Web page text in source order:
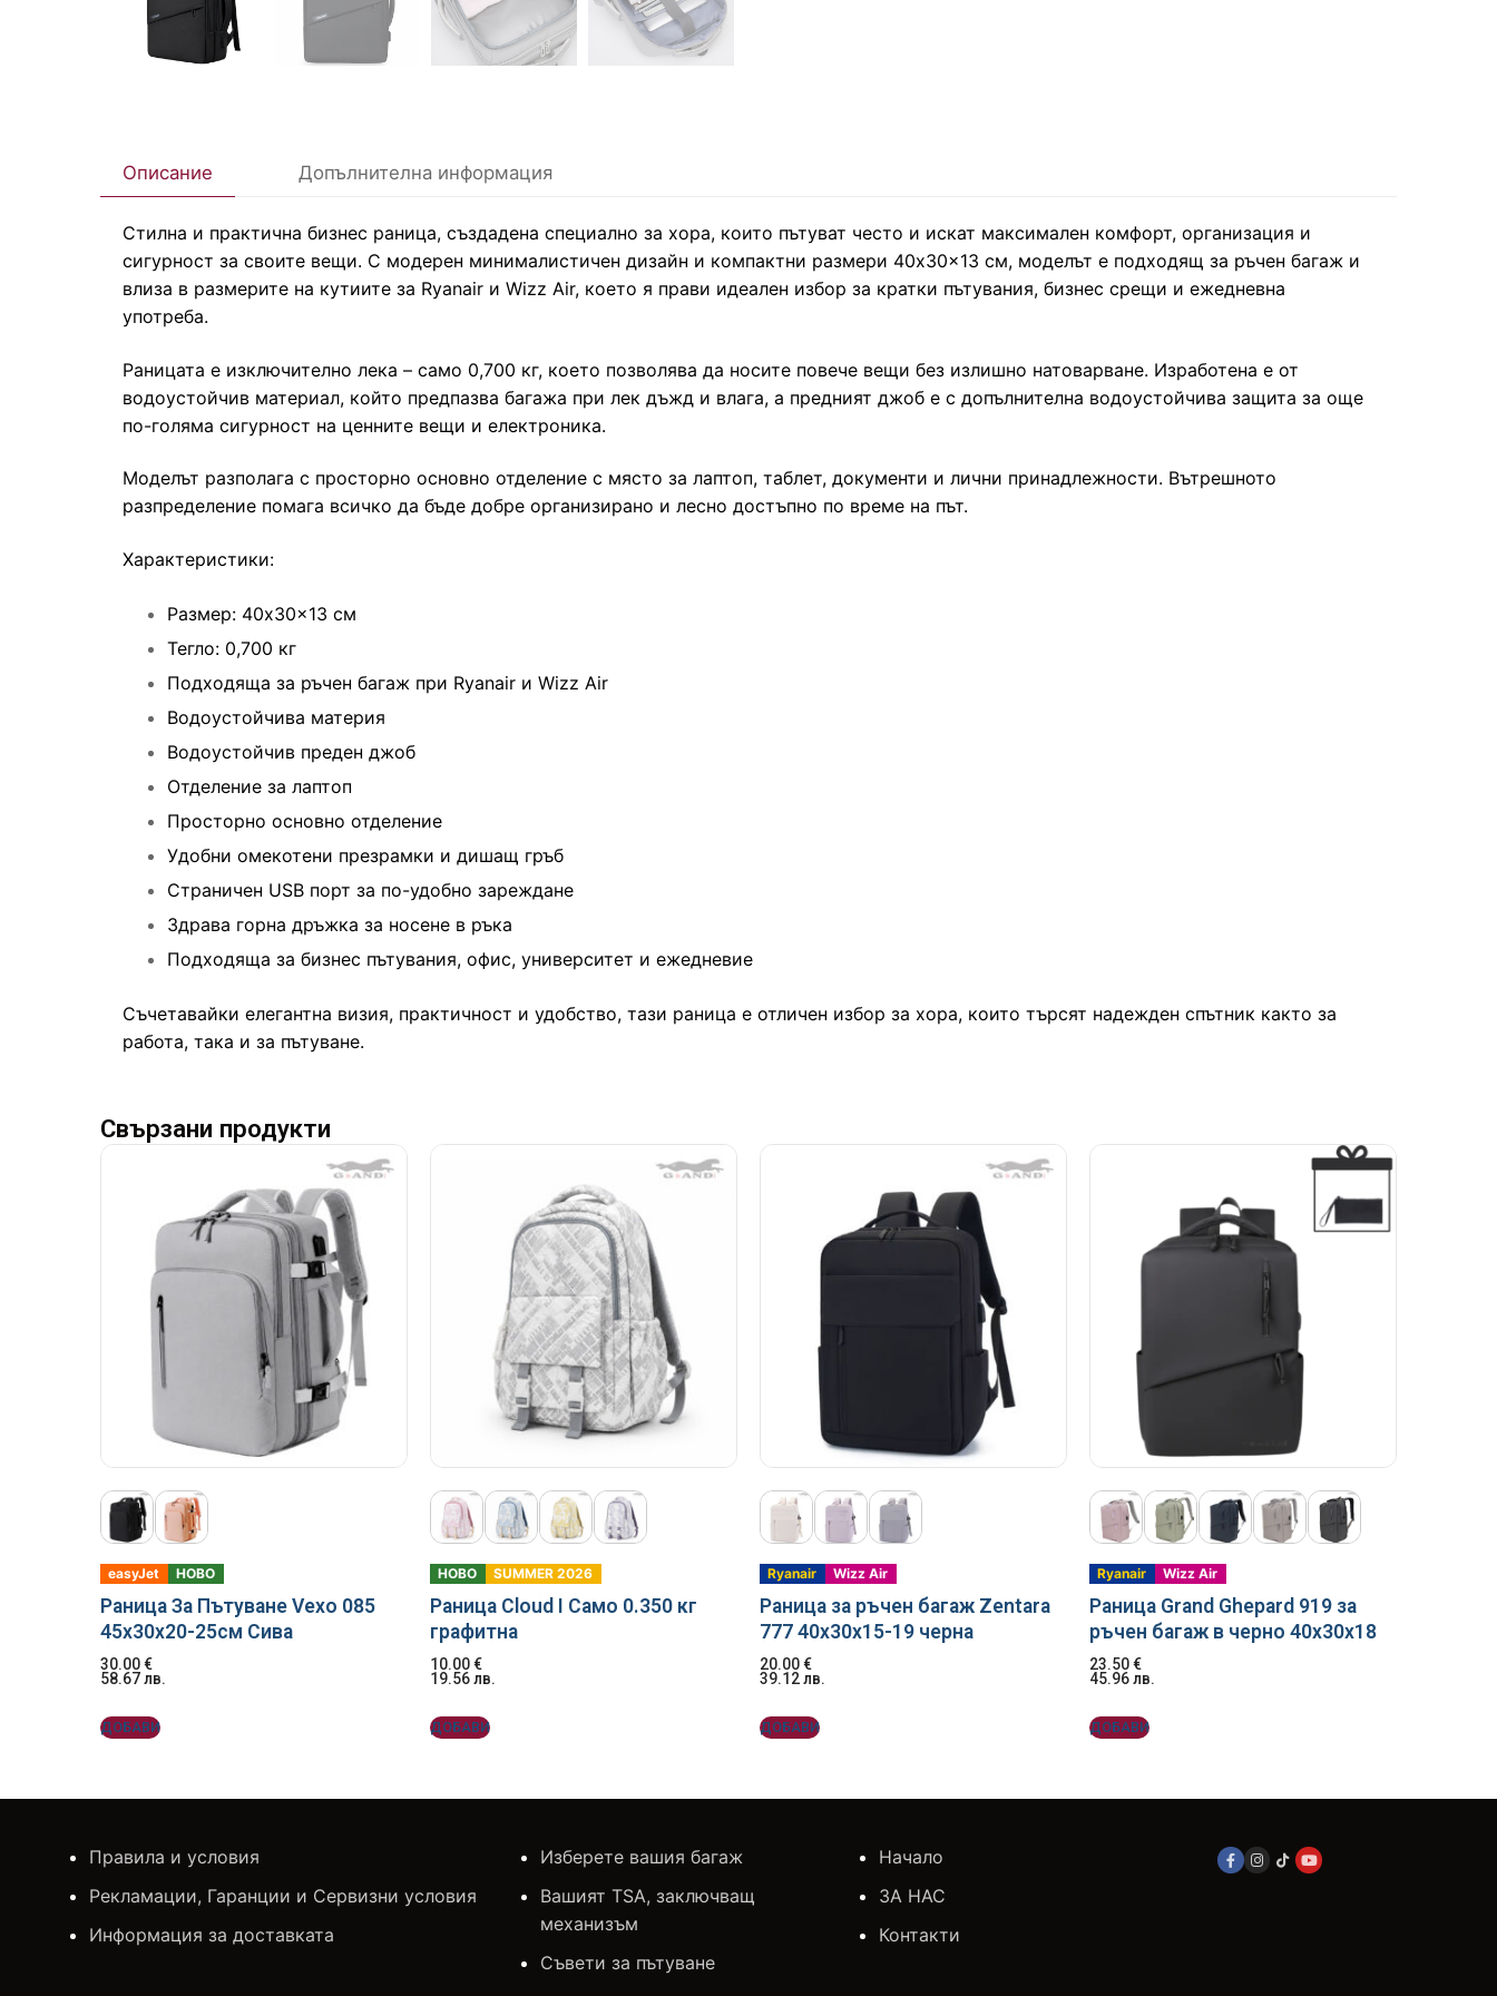
Описание Допълнителна информация
Стилна и практична бизнес раница, създадена специално за хора, които пътуват често и искат максимален комфорт, организация и
сигурност за своите вещи. С модерен минималистичен дизайн и компактни размери 40x30x13 см, моделът е подходящ за ръчен багаж и
влиза в размерите на кутиите за Ryanair и Wizz Air, което я прави идеален избор за кратки пътувания, бизнес срещи и ежедневна
употреба.
Раницата е изключително лека – само 0,700 кг, което позволява да носите повече вещи без излишно натоварване. Изработена е от
водоустойчив материал, който предпазва багажа при лек дъжд и влага, а предният джоб е с допълнителна водоустойчива защита за още
по-голяма сигурност на ценните вещи и електроника.
Моделът разполага с просторно основно отделение с място за лаптоп, таблет, документи и лични принадлежности. Вътрешното
разпределение помага всичко да бъде добре организирано и лесно достъпно по време на път.
Характеристики:
Размер: 40x30x13 см
Тегло: 0,700 кг
Подходяща за ръчен багаж при Ryanair и Wizz Air
Водоустойчива материя
Водоустойчив преден джоб
Отделение за лаптоп
Просторно основно отделение
Удобни омекотени презрамки и дишащ гръб
Страничен USB порт за по-удобно зареждане
Здрава горна дръжка за носене в ръка
Подходяща за бизнес пътувания, офис, университет и ежедневие
Съчетавайки елегантна визия, практичност и удобство, тази раница е отличен избор за хора, които търсят надежден спътник както за
работа, така и за пътуване.
Свързани продукти
easyJet НОВО
Раница За Пътуване Vexo 085
45x30x20-25см Сива
30.00€
58.67лв.
ДОБАВИ
НОВО SUMMER 2026
Раница Cloud I Само 0.350 кг
графитна
10.00€
19.56лв.
ДОБАВИ
Ryanair Wizz Air
Раница за ръчен багаж Zentara
777 40x30x15-19 черна
20.00€
39.12лв.
ДОБАВИ
Ryanair Wizz Air
Раница Grand Ghepard 919 за
ръчен багаж в черно 40x30x18
23.50€
45.96лв.
ДОБАВИ
Правила и условия
Рекламации, Гаранции и Сервизни условия
Информация за доставката
Изберете вашия багаж
Вашият TSA, заключващ
механизъм
Съвети за пътуване
Начало
ЗА НАС
Контакти